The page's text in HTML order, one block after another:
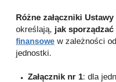
Różne załączniki
określają, jak sporządzać
finansowe w zależności
jednostki.
Załącznik nr 1: dla